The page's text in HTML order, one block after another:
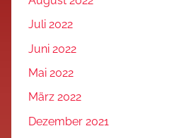
Juli 2022
Juni 2022
Mai 2022
März 2022
Dezember 2021